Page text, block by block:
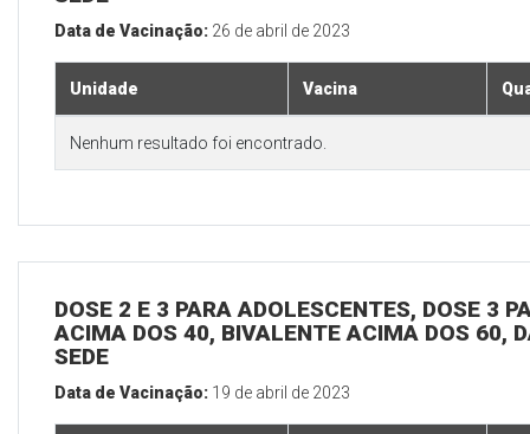
Data de Vacinação: 26 de abril de 2023
Unidade Vacina
Nenhum resultado foi encontrado.
DOSE 2 E 3 PARA ADOLESCENTES, DOSE 3
ACIMA DOS 40, BIVALENTE ACIMA DOS 60,
SEDE
Data de Vacinação: 19 de abril de 2023